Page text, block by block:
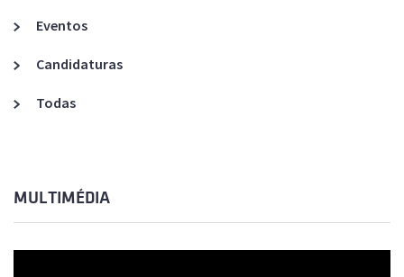
Eventos
Candidaturas
Todas
MULTIMÉDIA